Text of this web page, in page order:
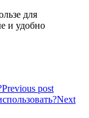
для
и удобно
Previous post
Next